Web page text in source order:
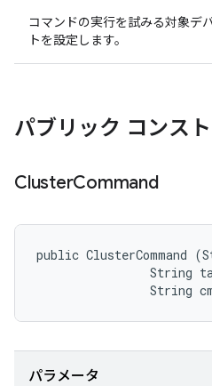
コマンドの実行を試みる対象デ
トを設定します。
パブリック コンス
ClusterCommand
public ClusterCommand
String
String
パラメータ